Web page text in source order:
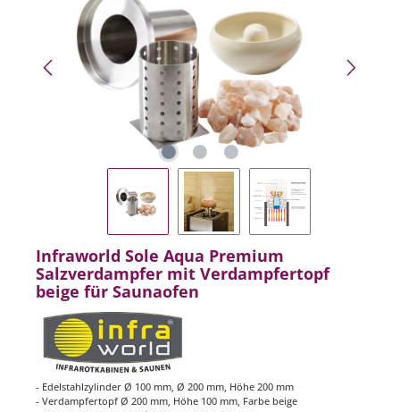
Infraworld Sole Aqua Premium
Salzverdampfer mit Verdampfertopf
beige für Saunaofen
- Edelstahlzylinder Ø 100 mm, Ø 200 mm, Höhe 200 mm
- Verdampfertopf Ø 200 mm, Höhe 100 mm, Farbe beige